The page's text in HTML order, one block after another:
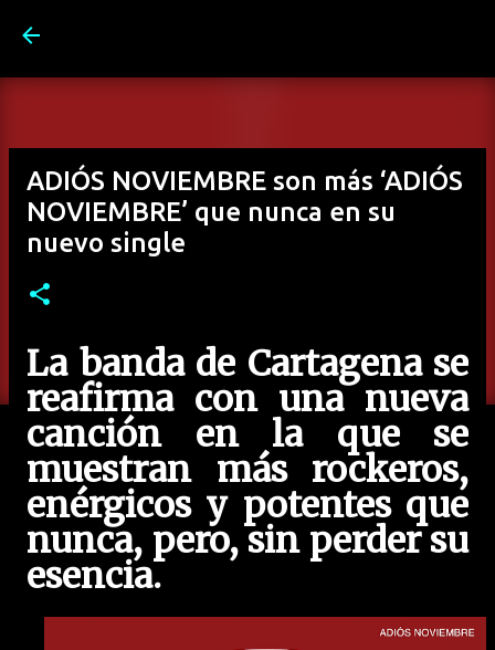
ADIÓS NOVIEMBRE son más ‘ADIÓS
NOVIEMBRE’ que nunca en su
nuevo single
La banda de Cartagena se
reafirma con una nueva
canción en la que se
muestran más rockeros,
enérgicos y potentes que
nunca, pero, sin perder su
esencia.